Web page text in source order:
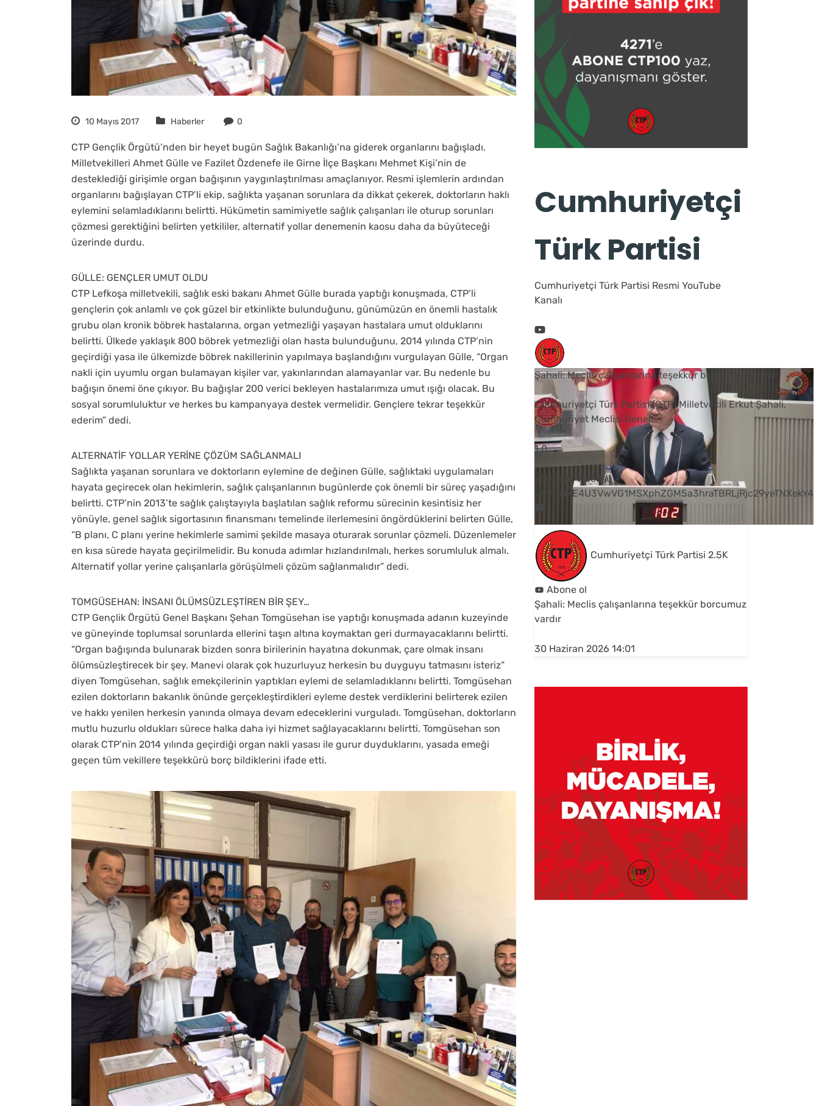
10 Mayıs 2017 Haberler 0
CTP Gençlik Örgütü’nden bir heyet bugün Sağlık Bakanlığı’na giderek organlarını bağışladı.
Milletvekilleri Ahmet Gülle ve Fazilet Özdenefe ile Girne İlçe Başkanı Mehmet Kişi’nin de
desteklediği girişimle organ bağışının yaygınlaştırılması amaçlanıyor. Resmi işlemlerin ardından
organlarını bağışlayan CTP’li ekip, sağlıkta yaşanan sorunlara da dikkat çekerek, doktorların haklı
eylemini selamladıklarını belirtti. Hükümetin samimiyetle sağlık çalışanları ile oturup sorunları
çözmesi gerektiğini belirten yetkililer, alternatif yollar denemenin kaosu daha da büyüteceği
üzerinde durdu.
GÜLLE: GENÇLER UMUT OLDU
CTP Lefkoşa milletvekili, sağlık eski bakanı Ahmet Gülle burada yaptığı konuşmada, CTP’li
gençlerin çok anlamlı ve çok güzel bir etkinlikte bulunduğunu, günümüzün en önemli hastalık
grubu olan kronik böbrek hastalarına, organ yetmezliği yaşayan hastalara umut olduklarını
belirtti. Ülkede yaklaşık 800 böbrek yetmezliği olan hasta bulunduğunu, 2014 yılında CTP’nin
geçirdiği yasa ile ülkemizde böbrek nakillerinin yapılmaya başlandığını vurgulayan Gülle, “Organ
nakli için uyumlu organ bulamayan kişiler var, yakınlarından alamayanlar var. Bu nedenle bu
bağışın önemi öne çıkıyor. Bu bağışlar 200 verici bekleyen hastalarımıza umut ışığı olacak. Bu
sosyal sorumluluktur ve herkes bu kampanyaya destek vermelidir. Gençlere tekrar teşekkür
ederim” dedi.
ALTERNATİF YOLLAR YERİNE ÇÖZÜM SAĞLANMALI
Sağlıkta yaşanan sorunlara ve doktorların eylemine de değinen Gülle, sağlıktaki uygulamaları
hayata geçirecek olan hekimlerin, sağlık çalışanlarının bugünlerde çok önemli bir süreç yaşadığını
belirtti. CTP’nin 2013’te sağlık çalıştayıyla başlatılan sağlık reformu sürecinin kesintisiz her
yönüyle, genel sağlık sigortasının finansmanı temelinde ilerlemesini öngördüklerini belirten Gülle,
“B planı, C planı yerine hekimlerle samimi şekilde masaya oturarak sorunlar çözmeli. Düzenlemeler
en kısa sürede hayata geçirilmelidir. Bu konuda adımlar hızlandırılmalı, herkes sorumluluk almalı.
Alternatif yollar yerine çalışanlarla görüşülmeli çözüm sağlanmalıdır” dedi.
TOMGÜSEHAN: İNSANI ÖLÜMSÜZLEŞTİREN BİR ŞEY…
CTP Gençlik Örgütü Genel Başkanı Şehan Tomgüsehan ise yaptığı konuşmada adanın kuzeyinde
ve güneyinde toplumsal sorunlarda ellerini taşın altına koymaktan geri durmayacaklarını belirtti.
“Organ bağışında bulunarak bizden sonra birilerinin hayatına dokunmak, çare olmak insanı
ölümsüzleştirecek bir şey. Manevi olarak çok huzurluyuz herkesin bu duyguyu tatmasını isteriz”
diyen Tomgüsehan, sağlık emekçilerinin yaptıkları eylemi de selamladıklarını belirtti. Tomgüsehan
ezilen doktorların bakanlık önünde gerçekleştirdikleri eyleme destek verdiklerini belirterek ezilen
ve hakkı yenilen herkesin yanında olmaya devam edeceklerini vurguladı. Tomgüsehan, doktorların
mutlu huzurlu oldukları sürece halka daha iyi hizmet sağlayacaklarını belirtti. Tomgüsehan son
olarak CTP’nin 2014 yılında geçirdiği organ nakli yasası ile gurur duyduklarını, yasada emeği
geçen tüm vekillere teşekkürü borç bildiklerini ifade etti.
Cumhuriyetçi
Türk Partisi
Cumhuriyetçi Türk Partisi Resmi YouTube
Kanalı
Şahali: Meclis çalışanlarına teşekkür borcumuz vardır
Cumhuriyetçi Türk Partisi (CTP) Milletvekili Erkut Şahali,
Cumhuriyet Meclisi Genel...
1 0
YouTube Videosu
VVVUNXE4U3VwVG1MSXphZGM5a3hraTBRLjRjc29yeTNXekY4
Cumhuriyetçi Türk Partisi 2.5K
Abone ol
Şahali: Meclis çalışanlarına teşekkür borcumuz
vardır
30 Haziran 2026 14:01